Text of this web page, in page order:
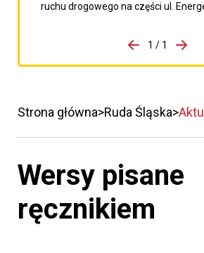
ruchu drogowego na części ul.
porzpedniego komunikatu
1 / 1
Strona główna Ruda Śląska
Wersy pisane
ręcznikiem